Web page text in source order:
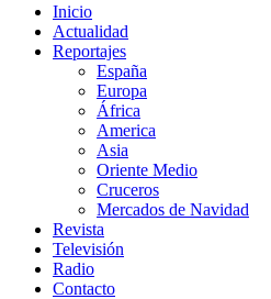
Inicio
Actualidad
Reportajes
España
Europa
África
America
Asia
Oriente Medio
Cruceros
Mercados de Navidad
Revista
Televisión
Radio
Contacto